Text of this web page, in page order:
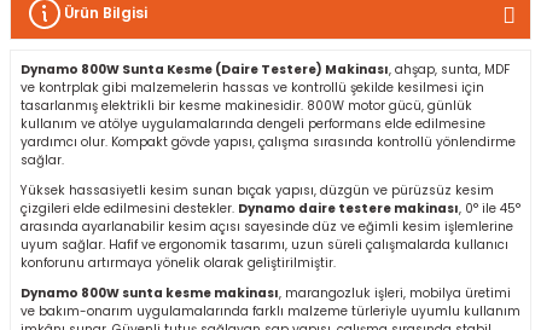
Mastik
Ürün Bilgisi
Dynamo 800W Sunta Kesme (Daire Testere) Makinası, ahşap, sunta, MDF
ve kontrplak gibi malzemelerin hassas ve kontrollü şekilde kesilmesi için
tasarlanmış elektrikli bir kesme makinesidir. 800W motor gücü, günlük
kullanım ve atölye uygulamalarında dengeli performans elde edilmesine
yardımcı olur. Kompakt gövde yapısı, çalışma sırasında kontrollü yönlendirme
sağlar.
Yüksek hassasiyetli kesim sunan bıçak yapısı, düzgün ve pürüzsüz kesim
çizgileri elde edilmesini destekler. Dynamo daire testere makinası, 0° ile 45°
arasında ayarlanabilir kesim açısı sayesinde düz ve eğimli kesim işlemlerine
uyum sağlar. Hafif ve ergonomik tasarımı, uzun süreli çalışmalarda kullanıcı
konforunu artırmaya yönelik olarak geliştirilmiştir.
Dynamo 800W sunta kesme makinası, marangozluk işleri, mobilya üretimi
ve bakım-onarım uygulamalarında farklı malzeme türleriyle uyumlu kullanım